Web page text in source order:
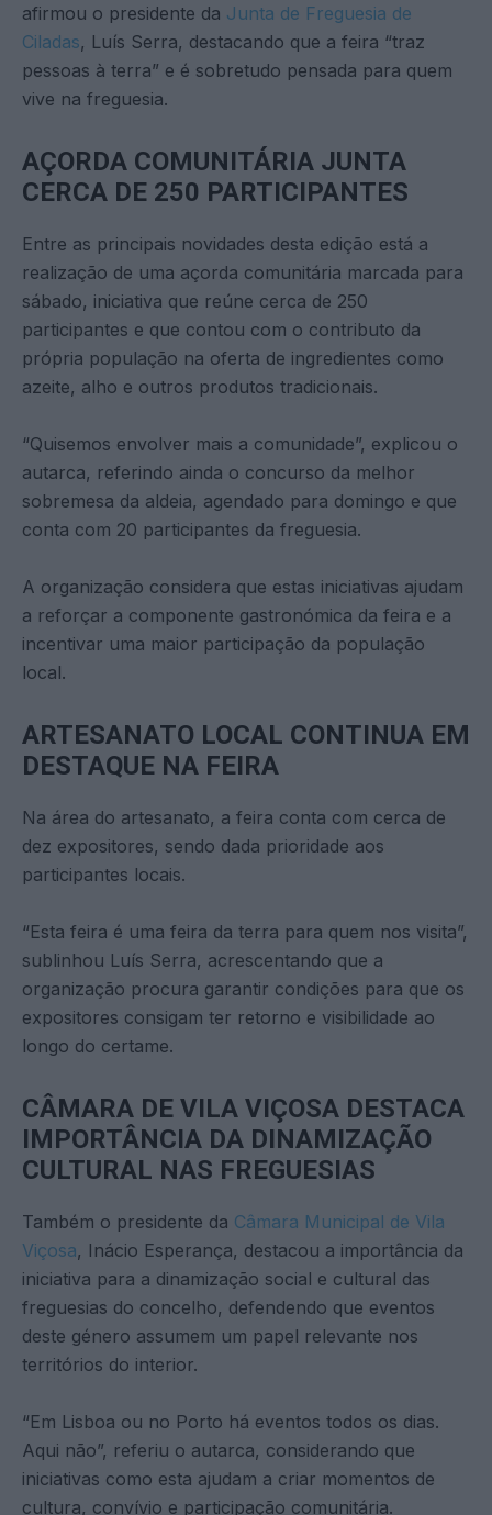
afirmou o presidente da Junta de Freguesia de
Ciladas, Luís Serra, destacando que a feira “traz
pessoas à terra” e é sobretudo pensada para quem
vive na freguesia.
AÇORDA COMUNITÁRIA JUNTA
CERCA DE 250 PARTICIPANTES
Entre as principais novidades desta edição está a
realização de uma açorda comunitária marcada para
sábado, iniciativa que reúne cerca de 250
participantes e que contou com o contributo da
própria população na oferta de ingredientes como
azeite, alho e outros produtos tradicionais.
“Quisemos envolver mais a comunidade”, explicou o
autarca, referindo ainda o concurso da melhor
sobremesa da aldeia, agendado para domingo e que
conta com 20 participantes da freguesia.
A organização considera que estas iniciativas ajudam
a reforçar a componente gastronómica da feira e a
incentivar uma maior participação da população
local.
ARTESANATO LOCAL CONTINUA EM
DESTAQUE NA FEIRA
Na área do artesanato, a feira conta com cerca de
dez expositores, sendo dada prioridade aos
participantes locais.
“Esta feira é uma feira da terra para quem nos visita”,
sublinhou Luís Serra, acrescentando que a
organização procura garantir condições para que os
expositores consigam ter retorno e visibilidade ao
longo do certame.
CÂMARA DE VILA VIÇOSA DESTACA
IMPORTÂNCIA DA DINAMIZAÇÃO
CULTURAL NAS FREGUESIAS
Também o presidente da Câmara Municipal de Vila
Viçosa, Inácio Esperança, destacou a importância da
iniciativa para a dinamização social e cultural das
freguesias do concelho, defendendo que eventos
deste género assumem um papel relevante nos
territórios do interior.
“Em Lisboa ou no Porto há eventos todos os dias.
Aqui não”, referiu o autarca, considerando que
iniciativas como esta ajudam a criar momentos de
cultura, convívio e participação comunitária.